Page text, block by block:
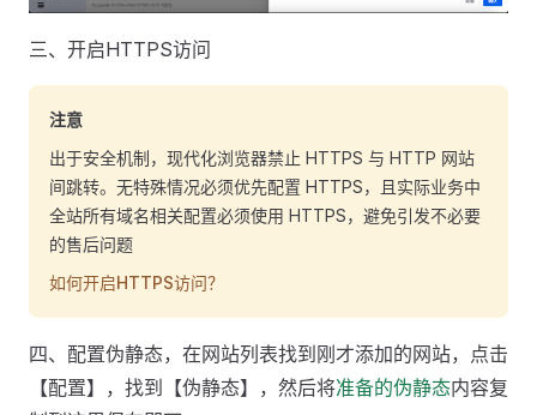
三、开启HTTPS访问
注意
出于安全机制，现代化浏览器禁止 HTTPS 与 HTTP 网站
间跳转。无特殊情况必须优先配置 HTTPS，且实际业务中
全站所有域名相关配置必须使用 HTTPS，避免引发不必要
的售后问题
如何开启HTTPS访问？
四、配置伪静态，在网站列表找到刚才添加的网站，点击
【配置】，找到【伪静态】，然后将准备的伪静态内容复